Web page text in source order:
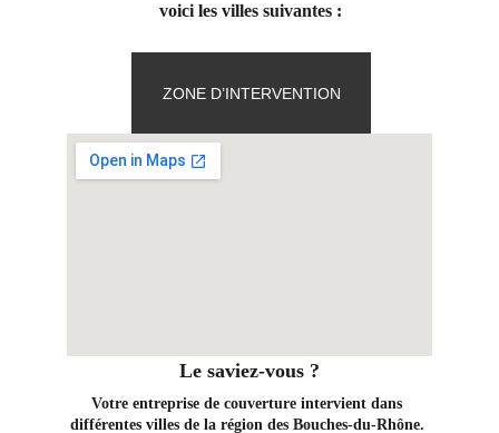
voici les villes suivantes :
ZONE D’INTERVENTION
Le saviez-vous ?
Votre entreprise de couverture intervient dans
différentes villes de la région des Bouches-du-Rhône.